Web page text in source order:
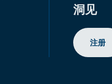
洞见
注册